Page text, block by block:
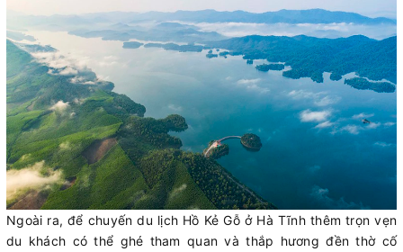
Ngoài ra, để chuyến du lịch Hồ Kẻ Gỗ ở Hà Tĩnh thêm trọn vẹn
du khách có thể ghé tham quan và thắp hương đền thờ cố